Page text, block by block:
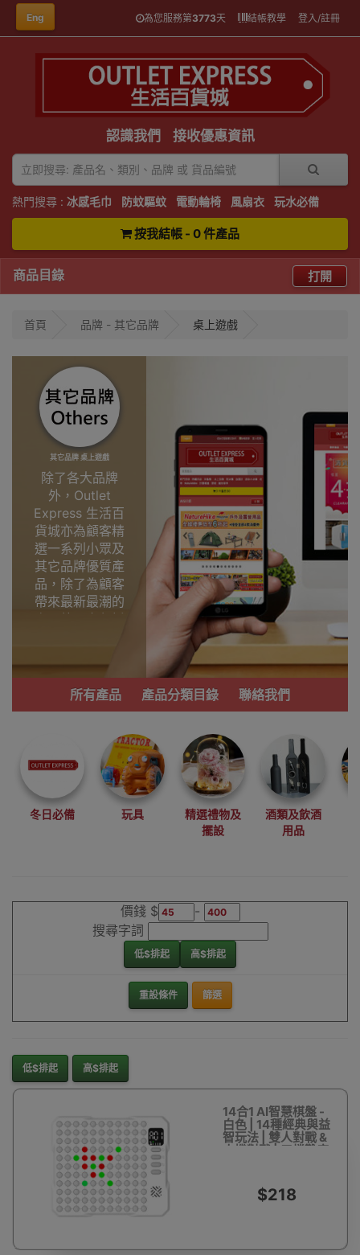
Eng 為您服務第3773天 結帳教學 登入/註冊
認識我們 接收優惠資訊
熱門搜尋 : 冰感毛巾 防蚊驅蚊 電動輪椅 風扇衣 玩水必備
按我結帳 - 0 件產品
商品目錄 打開
首頁 品牌 - 其它品牌 桌上遊戲
其它品牌 桌上遊戲
除了各大品牌
外，Outlet
Express 生活百
貨城亦為顧客精
選一系列小眾及
其它品牌優質產
品，除了為顧客
帶來最新最潮的
產品外，亦包括
功能齊備的產
品。
我們每月會固定
尋找最更新、最
潮、有特色而且
優惠的優質產
品，從用家的角
度為你帶來你的
最好選擇。
所有產品 產品分類目錄 聯絡我們
冬日必備 玩具
精選禮物及
擺設
酒類及飲酒
用品
價錢 $
-
搜尋字詞
低$排起 高$排起
重設條件 篩選
低$排起 高$排起
14合1 AI智慧棋盤 -
白色 | 14種經典與益
智玩法 | 雙人對戰 &
人機對戰 | 三檔難度
$218